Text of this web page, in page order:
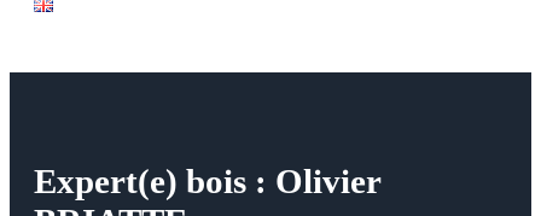
Expert(e) bois : Olivier